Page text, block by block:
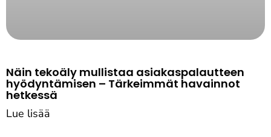
Näin tekoäly mullistaa asiakaspalautteen
hyödyntämisen – Tärkeimmät havainnot
hetkessä
Lue lisää